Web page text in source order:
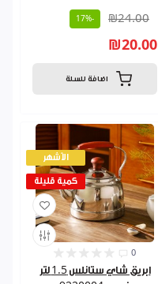
₪24.00
-17%
₪20.00
اضافة للسلة
الأشهر
كمية قليلة
0
ابريق شاي ستانلس 1.5 لتر